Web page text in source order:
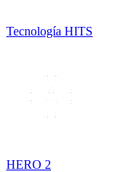
Tecnología HITS
HERO 2